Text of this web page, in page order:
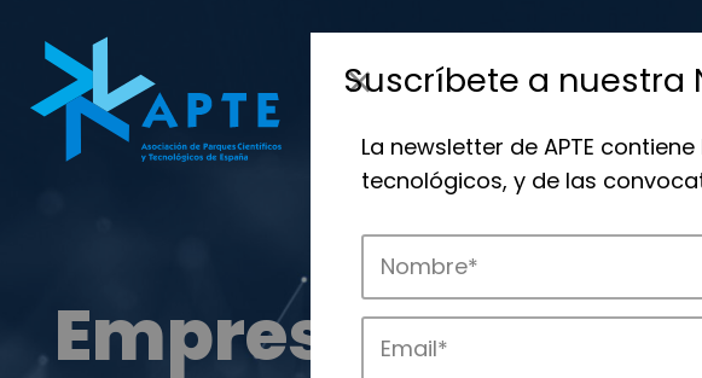
Empresas
Suscríbete a nuestra
La newsletter de APTE
tecnológicos, y de las